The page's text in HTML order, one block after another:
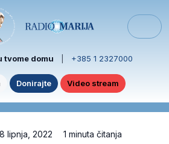
tvome domu +385 1 2327000
Donirajte Video stream
lipnja, 2022 1 minuta čitanja